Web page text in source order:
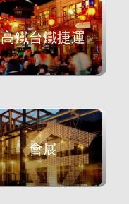
高鐵台鐵捷運
會展